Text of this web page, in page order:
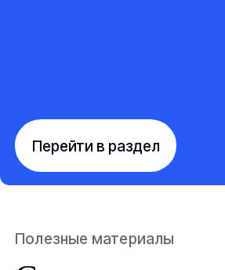
Перейти в раздел
Полезные материалы